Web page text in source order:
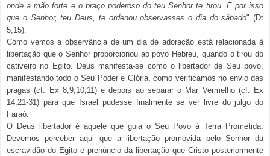
onde a mão forte e o braço poderoso do teu Senhor te tirou. É por isso
que o Senhor, teu Deus, te ordenou observasses o dia do sábado" (Dt
5,15).
Como vemos a observância de um dia de adoração está relacionada à
libertação que o Senhor proporcionou ao povo Hebreu, quando o tirou do
cativeiro no Egito. Deus manifesta-se como o libertador de Seu povo,
manifestando todo o Seu Poder e Glória, como verificamos no envio das
pragas (cf. Ex 8;9;10;11) e depois ao separar o Mar Vermelho (cf. Ex
14,21-31) para que Israel pudesse finalmente se ver livre do julgo do
Faraó.
O Deus libertador é aquele que guia o Seu Povo à Terra Prometida.
Devemos perceber aqui que a libertação promovida pelo Senhor da
escravidão do Egito é prenúncio da libertação que Cristo posteriormente